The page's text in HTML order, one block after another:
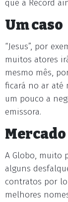
que a Record
Um caso
“Jesus”, por
muitos atores
mesmo mês,
ficará no ar até
um pouco a
emissora.
A Globo, muito
alguns
contratos por
melhores